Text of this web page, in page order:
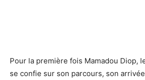
Pour la première fois Mamadou Diop,
se confie sur son parcours, son